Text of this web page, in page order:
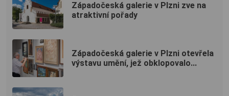
Západočeská galerie v Plzni zve na
atraktivní pořady
Západočeská galerie v Plzni otevřela
výstavu umění, jež obklopovalo...